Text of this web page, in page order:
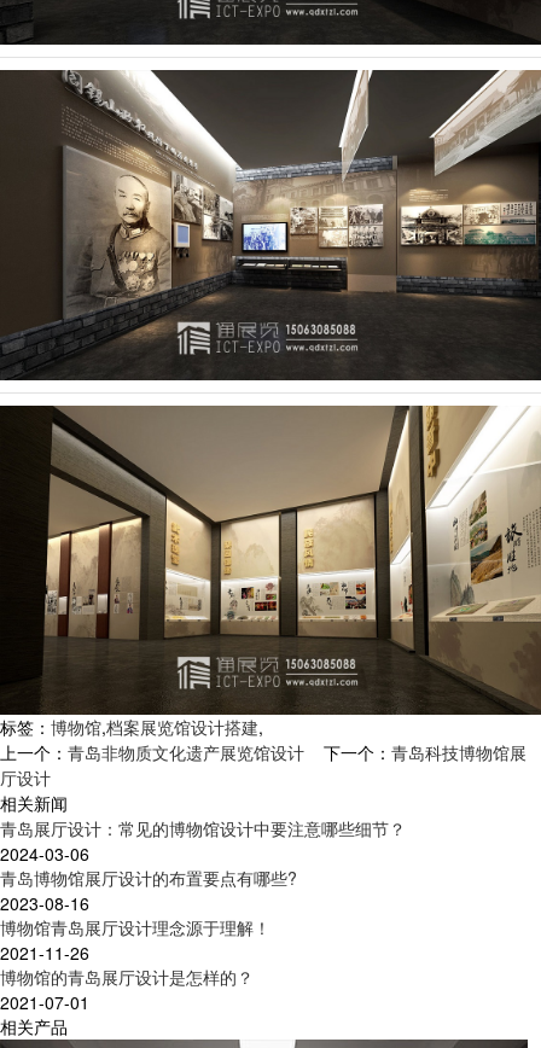
标签： 博物馆,档案展览馆设计搭建,
上一个： 青岛非物质文化遗产展览馆设计 下一个： 青岛科技博物馆展
厅设计
相关新闻
青岛展厅设计：常见的博物馆设计中要注意哪些细节？
2024-03-06
青岛博物馆展厅设计的布置要点有哪些?
2023-08-16
博物馆青岛展厅设计理念源于理解！
2021-11-26
博物馆的青岛展厅设计是怎样的？
2021-07-01
相关产品